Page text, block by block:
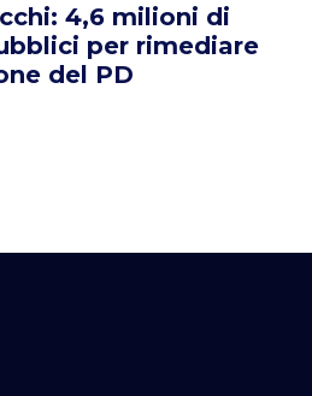
4,6 milioni di
per rimediare
del PD